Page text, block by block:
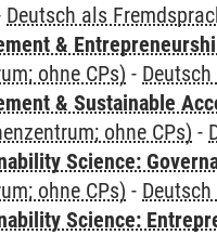
Deutsch als
&
ohne CPs) -
& Sustainable
ohne CPs) -
Science:
ohne CPs) -
Science: